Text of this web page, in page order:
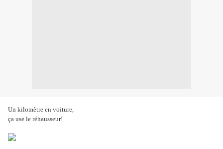
Un kilomètre en voiture,
ça use le réhausseur!